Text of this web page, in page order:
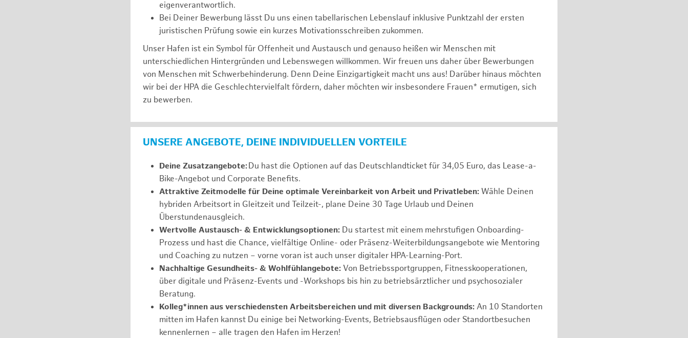
eigenverantwortlich.
Bei Deiner Bewerbung lässt Du uns einen tabellarischen Lebenslauf inklusive Punktzahl der ersten
juristischen Prüfung sowie ein kurzes Motivationsschreiben zukommen.
Unser Hafen ist ein Symbol für Offenheit und Austausch und genauso heißen wir Menschen mit
unterschiedlichen Hintergründen und Lebenswegen willkommen. Wir freuen uns daher über Bewerbungen
von Menschen mit Schwerbehinderung. Denn Deine Einzigartigkeit macht uns aus! Darüber hinaus möchten
wir bei der HPA die Geschlechtervielfalt fördern, daher möchten wir insbesondere Frauen* ermutigen, sich
zu bewerben.
UNSERE ANGEBOTE, DEINE INDIVIDUELLEN VORTEILE
Deine Zusatzangebote:Du hast die Optionen auf das Deutschlandticket für 34,05 Euro, das Lease-a-
Bike-Angebot und Corporate Benefits.
Attraktive Zeitmodelle für Deine optimale Vereinbarkeit von Arbeit und Privatleben: Wähle Deinen
hybriden Arbeitsort in Gleitzeit und Teilzeit-, plane Deine 30 Tage Urlaub und Deinen
Überstundenausgleich.
Wertvolle Austausch- & Entwicklungsoptionen: Du startest mit einem mehrstufigen Onboarding-
Prozess und hast die Chance, vielfältige Online- oder Präsenz-Weiterbildungsangebote wie Mentoring
und Coaching zu nutzen – vorne voran ist auch unser digitaler HPA-Learning-Port.
Nachhaltige Gesundheits- & Wohlfühlangebote: Von Betriebssportgruppen, Fitnesskooperationen,
über digitale und Präsenz-Events und -Workshops bis hin zu betriebsärztlicher und psychosozialer
Beratung.
Kolleg*innen aus verschiedensten Arbeitsbereichen und mit diversen Backgrounds: An 10 Standorten
mitten im Hafen kannst Du einige bei Networking-Events, Betriebsausflügen oder Standortbesuchen
kennenlernen – alle tragen den Hafen im Herzen!